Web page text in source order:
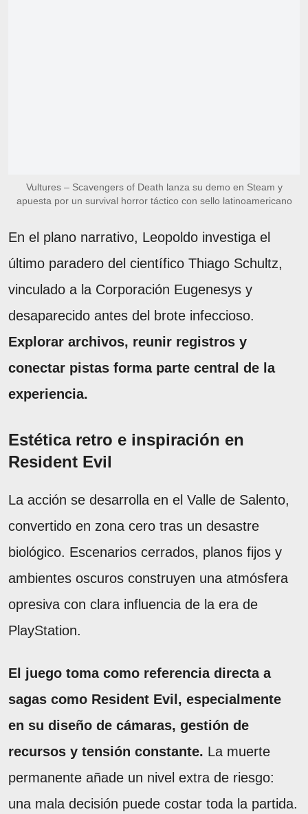
Vultures – Scavengers of Death lanza su demo en Steam y
apuesta por un survival horror táctico con sello latinoamericano
En el plano narrativo, Leopoldo investiga el
último paradero del científico Thiago Schultz,
vinculado a la Corporación Eugenesys y
desaparecido antes del brote infeccioso.
Explorar archivos, reunir registros y
conectar pistas forma parte central de la
experiencia.
Estética retro e inspiración en
Resident Evil
La acción se desarrolla en el Valle de Salento,
convertido en zona cero tras un desastre
biológico. Escenarios cerrados, planos fijos y
ambientes oscuros construyen una atmósfera
opresiva con clara influencia de la era de
PlayStation.
El juego toma como referencia directa a
sagas como Resident Evil, especialmente
en su diseño de cámaras, gestión de
recursos y tensión constante. La muerte
permanente añade un nivel extra de riesgo:
una mala decisión puede costar toda la partida.